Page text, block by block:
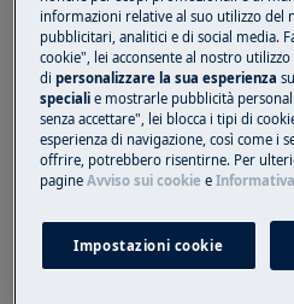
ATTENZIONE!NON
Tenere tutte le piccole
dalla portata dei bambini
anni a causa del rischio di
L'installazione e l'uso
solo da adulti.
informazioni relative al suo utilizzo del
pubblicitari, analitici e di social media.
cookie", lei acconsente al nostro
dipersonalizzare la sua esperienza
speciali e mostrarle pubblicità
senza accettare", lei blocca i tipi di
esperienza di navigazione, così come i
offrire, potrebbero risentirne. Per
pagineAvviso sui cookie e
Impostazioni cookie